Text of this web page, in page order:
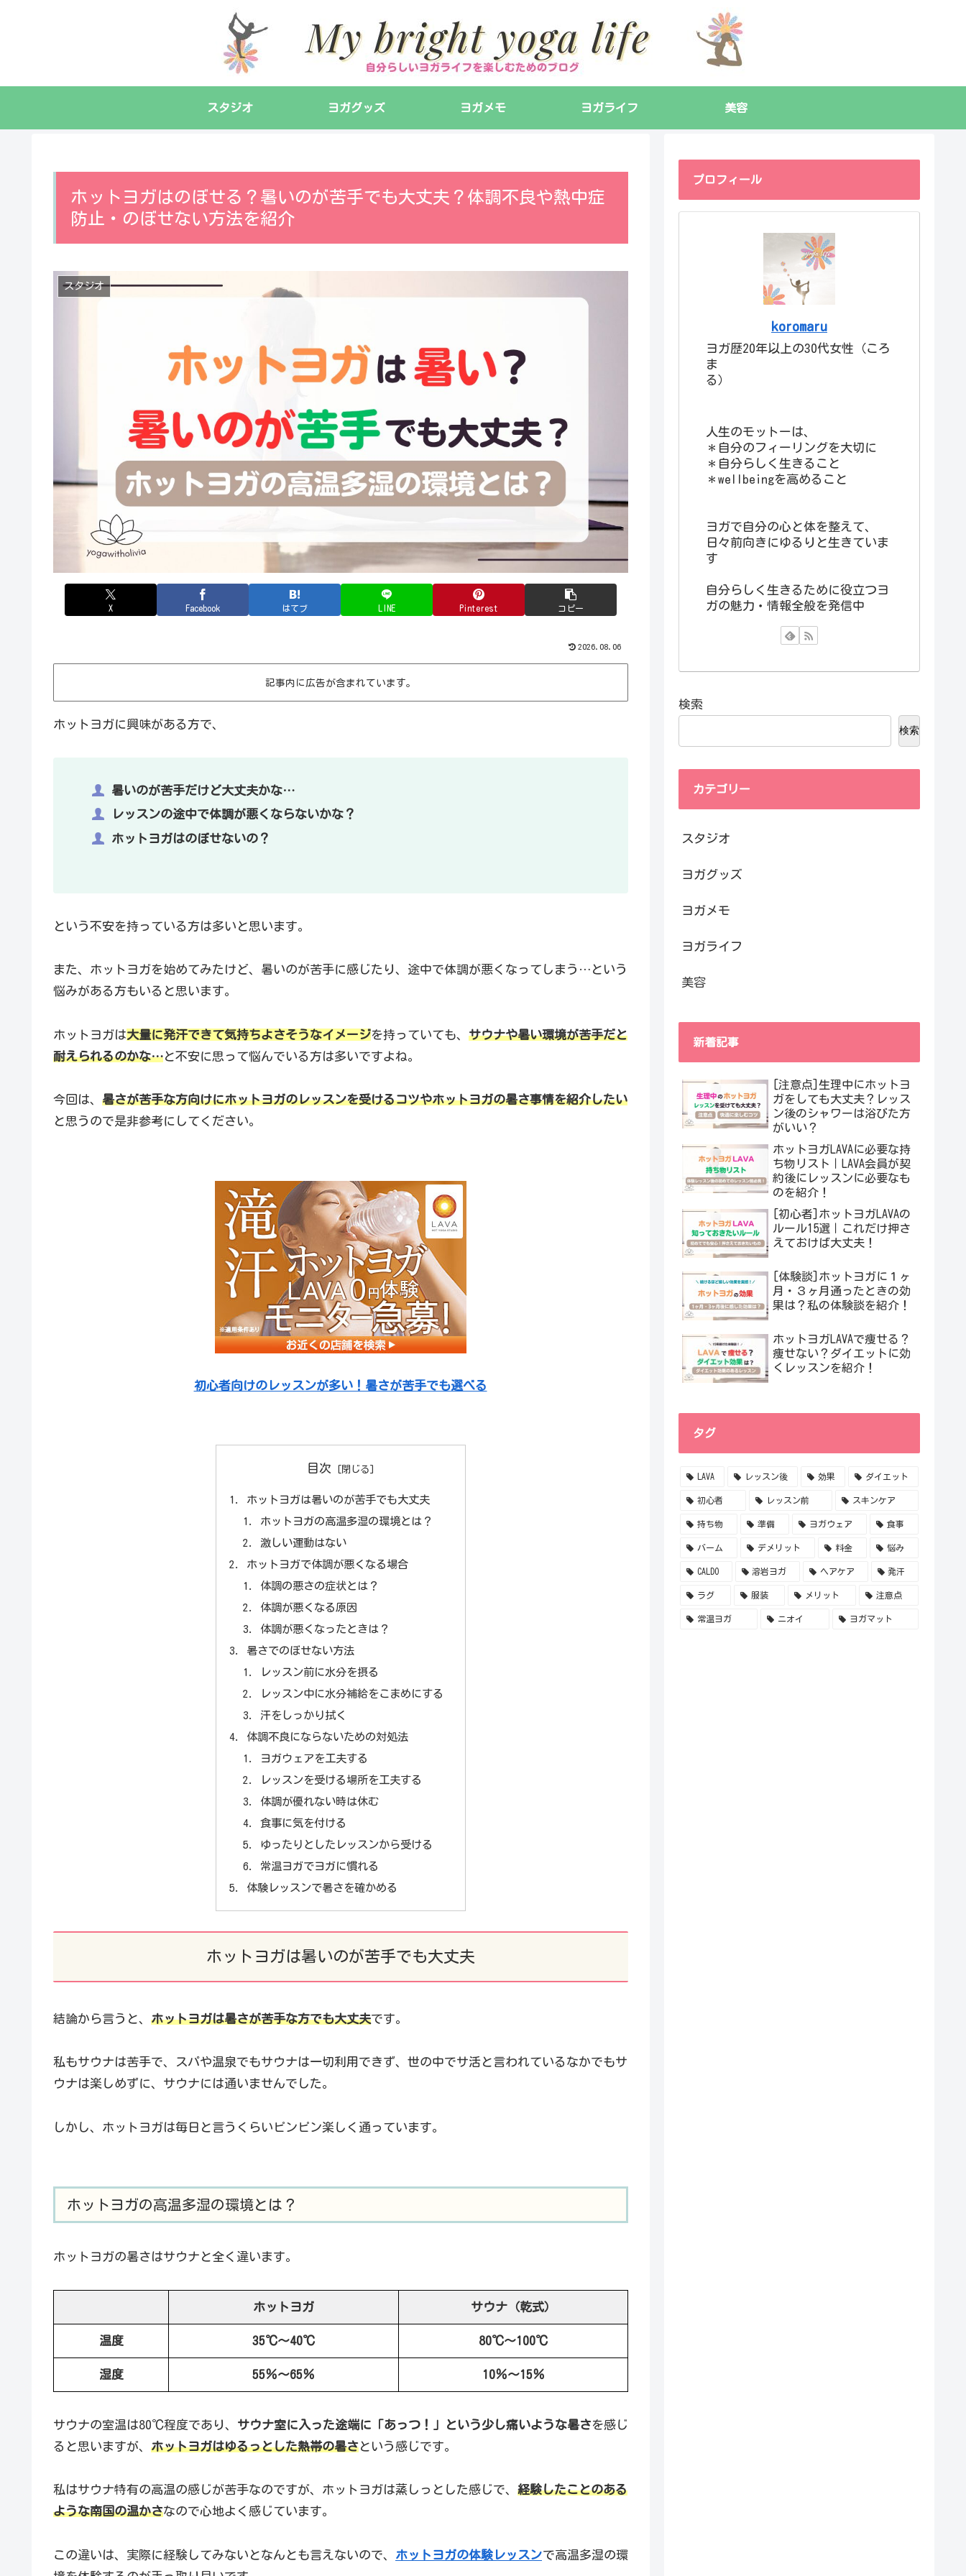
スタジオ ヨガグッズ ヨガメモ ヨガライフ 美容
ホットヨガはのぼせる？暑いのが苦手でも大丈夫？体調不良や熱中症
防止・のぼせない方法を紹介
スタジオ
X Facebook はてブ LINE Pinterest コピー
2026.08.06
記事内に広告が含まれています。
ホットヨガに興味がある方で、
暑いのが苦手だけど大丈夫かな…
レッスンの途中で体調が悪くならないかな？
ホットヨガはのぼせないの？
という不安を持っている方は多いと思います。
また、ホットヨガを始めてみたけど、暑いのが苦手に感じたり、途中で体調が悪くなってしまう…という
悩みがある方もいると思います。
ホットヨガは大量に発汗できて気持ちよさそうなイメージを持っていても、 サウナや暑い環境が苦手だと
耐えられるのかな…と不安に思って悩んでいる方は多いですよね。
今回は、 暑さが苦手な方向けにホットヨガのレッスンを受けるコツやホットヨガの暑さ事情を紹介したい
と思うので是非参考にしてください。
初心者向けのレッスンが多い！暑さが苦手でも選べる
目次
ホットヨガは暑いのが苦手でも大丈夫
ホットヨガの高温多湿の環境とは？
激しい運動はない
ホットヨガで体調が悪くなる場合
体調の悪さの症状とは？
体調が悪くなる原因
体調が悪くなったときは？
暑さでのぼせない方法
レッスン前に水分を摂る
レッスン中に水分補給をこまめにする
汗をしっかり拭く
体調不良にならないための対処法
ヨガウェアを工夫する
レッスンを受ける場所を工夫する
体調が優れない時は休む
食事に気を付ける
ゆったりとしたレッスンから受ける
常温ヨガでヨガに慣れる
体験レッスンで暑さを確かめる
ホットヨガは暑いのが苦手でも大丈夫
結論から言うと、 ホットヨガは暑さが苦手な方でも大丈夫です。
私もサウナは苦手で、スパや温泉でもサウナは一切利用できず、世の中でサ活と言われているなかでもサ
ウナは楽しめずに、サウナには通いませんでした。
しかし、ホットヨガは毎日と言うくらいピンピン楽しく通っています。
ホットヨガの高温多湿の環境とは？
ホットヨガの暑さはサウナと全く違います。
ホットヨガ サウナ（乾式）
温度 35℃～40℃ 80℃～100℃
湿度 55％～65％ 10％～15％
サウナの室温は80℃程度であり、 サウナ室に入った途端に「あっつ！」という少し痛いような暑さを感じ
ると思いますが、 ホットヨガはゆるっとした熱帯の暑さという感じです。
私はサウナ特有の高温の感じが苦手なのですが、ホットヨガは蒸しっとした感じで、 経験したことのある
ような南国の温かさなので心地よく感じています。
この違いは、実際に経験してみないとなんとも言えないので、 ホットヨガの体験レッスンで高温多湿の環
プロフィール
koromaru
ヨガ歴20年以上の30代女性（ころ
ま
る）
人生のモットーは、
＊自分のフィーリングを大切に
＊自分らしく生きること
＊wellbeingを高めること
ヨガで自分の心と体を整えて、
日々前向きにゆるりと生きていま
す
自分らしく生きるために役立つヨ
ガの魅力・情報全般を発信中
検索
検索
カテゴリー
スタジオ
ヨガグッズ
ヨガメモ
ヨガライフ
美容
新着記事
[注意点]生理中にホットヨ
ガをしても大丈夫？レッス
ン後のシャワーは浴びた方
がいい？
ホットヨガLAVAに必要な持
ち物リスト｜LAVA会員が契
約後にレッスンに必要なも
のを紹介！
[初心者]ホットヨガLAVAの
ルール15選｜これだけ押さ
えておけば大丈夫！
[体験談]ホットヨガに１ヶ
月・３ヶ月通ったときの効
果は？私の体験談を紹介！
ホットヨガLAVAで痩せる？
痩せない？ダイエットに効
くレッスンを紹介！
タグ
LAVA レッスン後 効果 ダイエット
初心者 レッスン前 スキンケア
持ち物 準備 ヨガウェア 食事
バーム デメリット 料金 悩み
CALDO 溶岩ヨガ ヘアケア 発汗
ラグ 服装 メリット 注意点
常温ヨガ ニオイ ヨガマット